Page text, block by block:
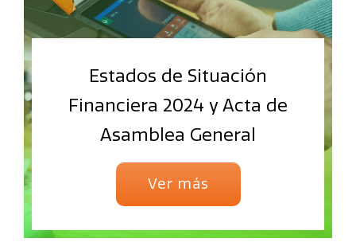
Estados de Situación
Financiera 2024 y Acta de
Asamblea General
Ver más